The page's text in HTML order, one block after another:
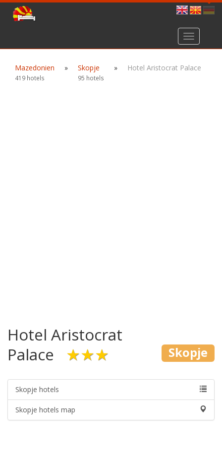
Toggle
navigation
Mazedonien
419 hotels
» Skopje
95 hotels
» Hotel Aristocrat Palace
Hotel Aristocrat
Palace
★★★ Skopje
Skopje hotels
Skopje hotels map